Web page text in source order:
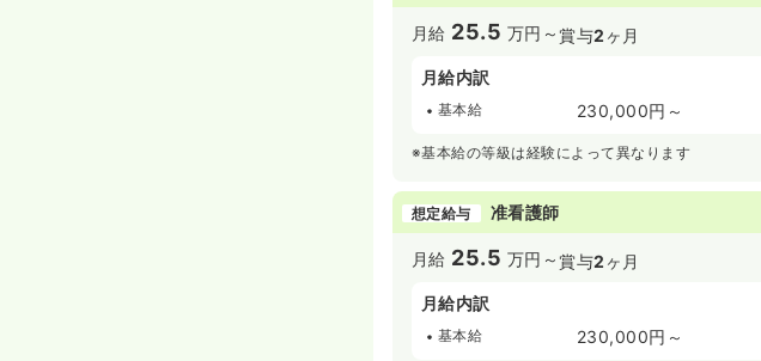
月給 25.5 万円～賞与2 ヶ月
月給内訳
基本給 230,000円～
※基本給の等級は経験によって異なります
想定給与 准看護師
月給 25.5 万円～賞与2 ヶ月
月給内訳
基本給 230,000円～